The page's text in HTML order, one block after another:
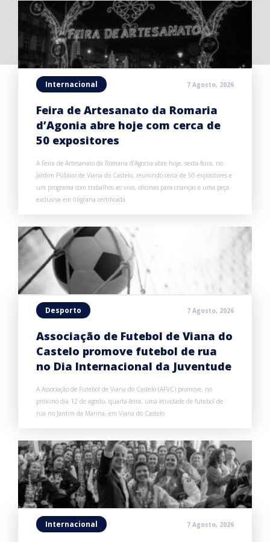
Internacional 7 Agosto, 2026
Feira de Artesanato da Romaria
d’Agonia abre hoje com cerca de
50 expositores
A Feira de Artesanato da Romaria d’Agonia abre hoje, sexta-feira, no
Jardim Público de Viana do Castelo, reunindo cerca de 50 expositores e
um programa com trabalhos ao vivo, oficinas para crianças e uma peça
exclusiva em filigrana certificada.
Desporto 7 Agosto, 2026
Associação de Futebol de Viana do
Castelo promove futebol de rua
no Dia Internacional da Juventude
A Associação de Futebol de Viana do Castelo (AFVC) promove, no
próximo dia 12 de agosto, quarta-feira, uma atividade de futebol de
rua no Jardim da Marina, em Viana do Castelo.
Internacional 7 Agosto, 2026